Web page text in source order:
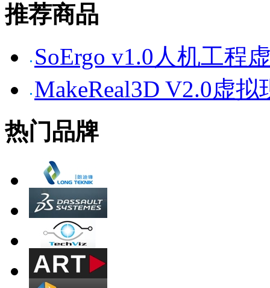
推荐商品
SoErgo v1.0人机工程
MakeReal3D V2.0虚
热门品牌